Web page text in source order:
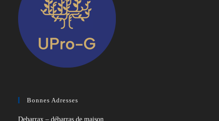
Bonnes Adresses
Debarrax – débarras de maison